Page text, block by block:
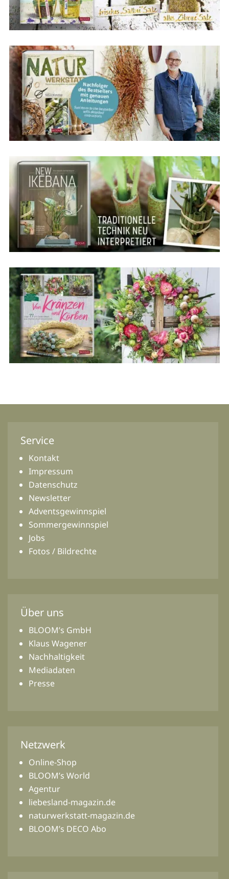
Service
Kontakt
Impressum
Datenschutz
Newsletter
Adventsgewinnspiel
Sommergewinnspiel
Jobs
Fotos / Bildrechte
Über uns
BLOOM’s GmbH
Klaus Wagener
Nachhaltigkeit
Mediadaten
Presse
Netzwerk
Online-Shop
BLOOM’s World
Agentur
liebesland-magazin.de
naturwerkstatt-magazin.de
BLOOM’s DECO Abo